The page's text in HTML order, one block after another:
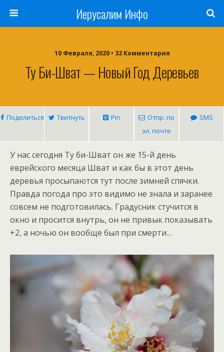
Иерусалим Инфо
10 Февраля, 2020 • 32 Комментария
Ту Би-Шват — Новый Год Деревьев
Поделиться Твитнуть Pin
Отпр. по
эл. почте
SMS
У нас сегодня Ту би-Шват он же 15-й день
еврейского месяца Шват и как бы в этот день
деревья просыпаются тут после зимней спячки.
Правда погода про это видимо не знала и заранее
совсем не подготовилась. Градусник стучится в
окно и просится внутрь, он не привык показывать
+2, а ночью он вообще был при смерти…